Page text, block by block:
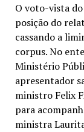
O voto-vista
posição do
cassando a
corpus. No
Ministério
apresentador
ministro Felix
para
ministra